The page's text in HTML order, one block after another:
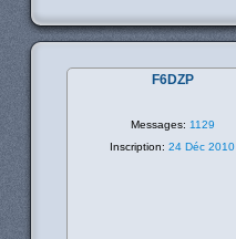
F6DZP
Messages: 1129
Inscription: 24 Déc 2010